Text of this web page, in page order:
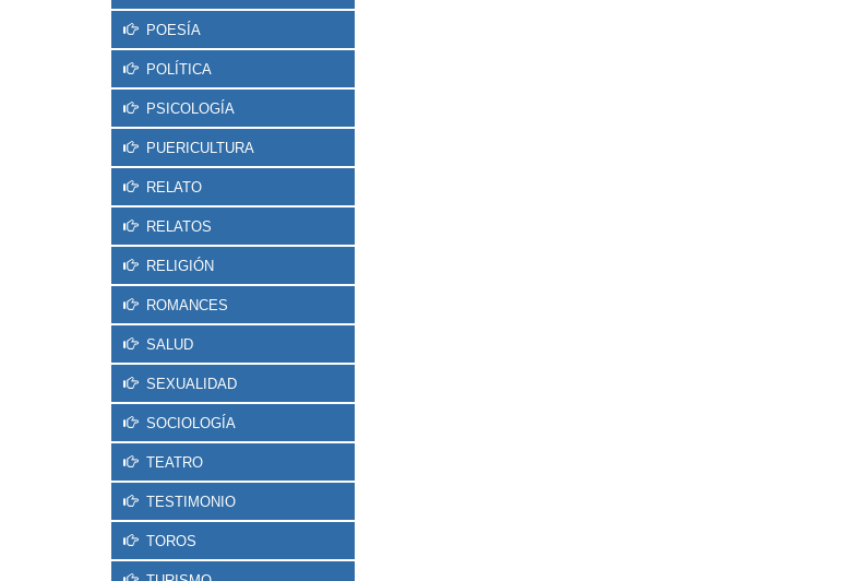
POESÍA
POLÍTICA
PSICOLOGÍA
PUERICULTURA
RELATO
RELATOS
RELIGIÓN
ROMANCES
SALUD
SEXUALIDAD
SOCIOLOGÍA
TEATRO
TESTIMONIO
TOROS